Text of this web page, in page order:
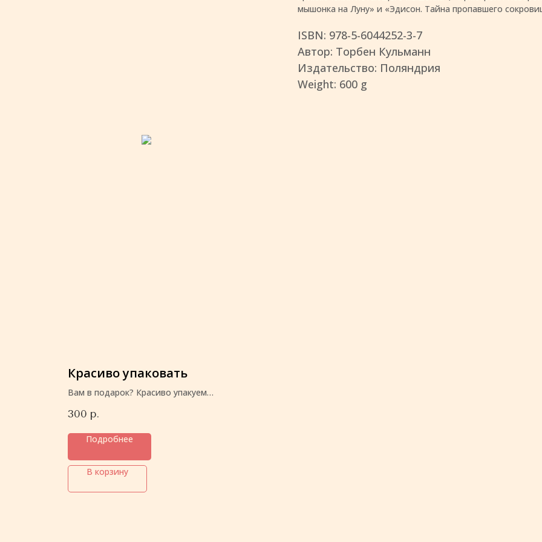
мышонка на Луну» и «Эдисон. Тайна пропавшего
ISBN: 978-5-6044252-3-7
Автор: Торбен Кульманн
Издательство: Поляндрия
Weight: 600 g
Красиво упаковать
Вам в подарок? Красиво упакуем
300 р.
Подробнее
В корзину